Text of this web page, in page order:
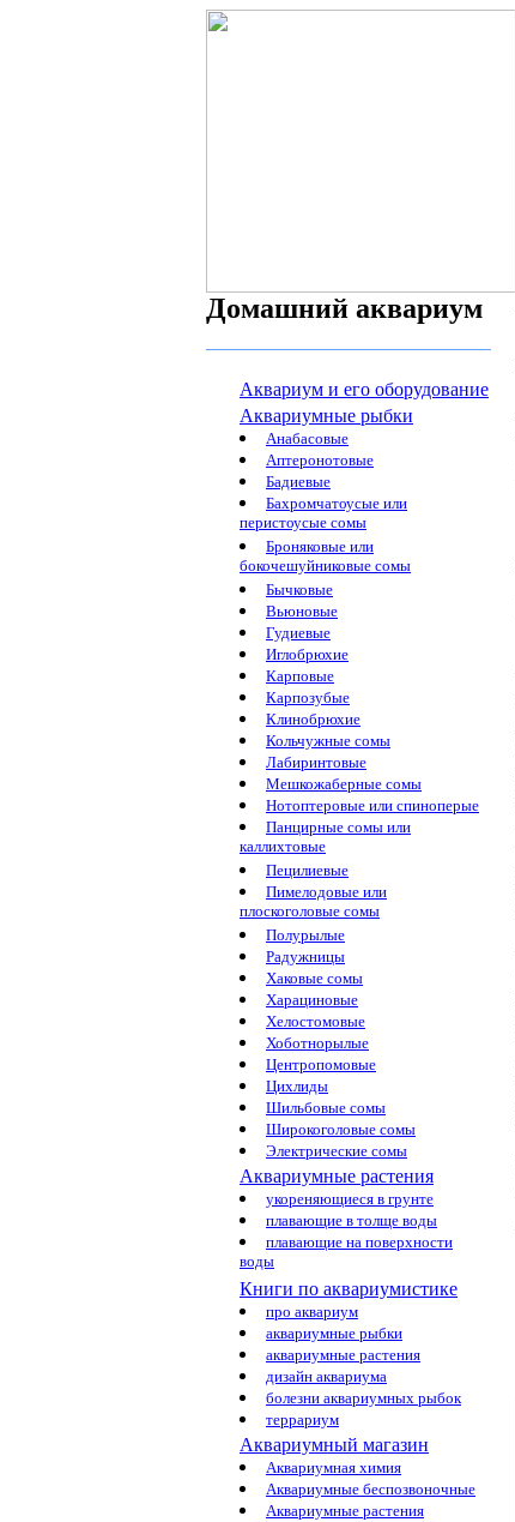
Домашний аквариум
Аквариум и его оборудование
Аквариумные рыбки
Анабасовые
Аптеронотовые
Бадиевые
Бахромчатоусые или
перистоусые сомы
Броняковые или
бокочешуйниковые сомы
Бычковые
Вьюновые
Гудиевые
Иглобрюхие
Карповые
Карпозубые
Клинобрюхие
Кольчужные сомы
Лабиринтовые
Мешкожаберные сомы
Нотоптеровые или спиноперые
Панцирные сомы или
каллихтовые
Пецилиевые
Пимелодовые или
плоскоголовые сомы
Полурылые
Радужницы
Хаковые сомы
Харациновые
Хелостомовые
Хоботнорылые
Центропомовые
Цихлиды
Шильбовые сомы
Широкоголовые сомы
Электрические сомы
Аквариумные растения
укореняющиеся в грунте
плавающие в толще воды
плавающие на поверхности
воды
Книги по аквариумистике
про аквариум
аквариумные рыбки
аквариумные растения
дизайн аквариума
болезни аквариумных рыбок
террариум
Аквариумный магазин
Аквариумная химия
Аквариумные беспозвоночные
Аквариумные растения